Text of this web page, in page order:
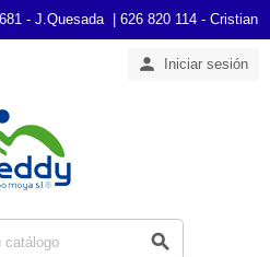
- J.Quesada | 626 820 114 - Cristian
 Iniciar sesión
